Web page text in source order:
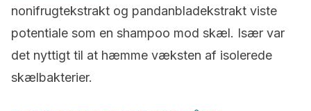
nonifrugtekstrakt og pandanbladekstrakt viste
potentiale som en shampoo mod skæl. Især var
det nyttigt til at hæmme væksten af isolerede
skælbakterier.